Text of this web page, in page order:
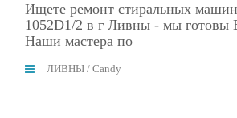
Ищете ремонт стиральных
1052D1/2 в г Ливны - мы готовы
Наши мастера по
ЛИВНЫ /Candy